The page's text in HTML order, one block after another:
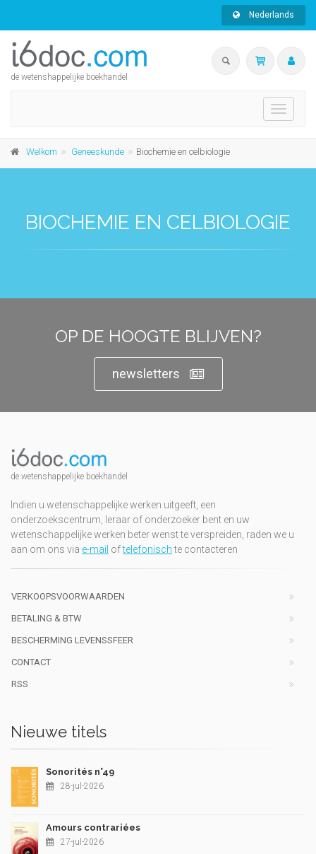
Nederlands
de wetenshappelijke boekhandel
Toggle
Welkom Geneeskunde Biochemie en celbiologie
BIOCHEMIE EN CELBIOLOGIE
OP DE HOOGTE BLIJVEN?
newsletters
de wetenshappelijke boekhandel
Indien u wetenschappelijke werken uitgeeft, een
onderzoekscentrum, leraar of onderzoeker bent en uw
wetenschappelijke werken beter wenst te verspreiden, raden we u
aan om ons via e-mail oftelefonischte contacteren
VERKOOPSVOORWAARDEN
BETALING & BTW
BESCHERMING LEVENSSFEER
CONTACT
RSS
Nieuwe titels
Sonorités n°49
28-jul-2026
Amours contrariées
27-jul-2026